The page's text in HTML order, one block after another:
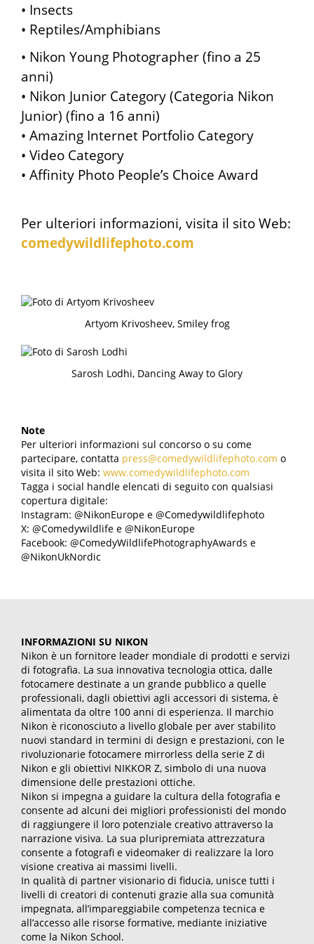
• Insects
• Reptiles/Amphibians
• Nikon Young Photographer (fino a 25
anni)
• Nikon Junior Category (Categoria Nikon
Junior) (fino a 16 anni)
• Amazing Internet Portfolio Category
• Video Category
• Affinity Photo People’s Choice Award
Per ulteriori informazioni, visita il sito Web:
comedywildlifephoto.com
Artyom Krivosheev, Smiley frog
Sarosh Lodhi, Dancing Away to Glory
Note
Per ulteriori informazioni sul concorso o su come
partecipare, contatta press@comedywildlifephoto.com o
visita il sito Web: www.comedywildlifephoto.com
Tagga i social handle elencati di seguito con qualsiasi
copertura digitale:
Instagram: @NikonEurope e @Comedywildlifephoto
X: @Comedywildlife e @NikonEurope
Facebook: @ComedyWildlifePhotographyAwards e
@NikonUkNordic
INFORMAZIONI SU NIKON
Nikon è un fornitore leader mondiale di prodotti e servizi
di fotografia. La sua innovativa tecnologia ottica, dalle
fotocamere destinate a un grande pubblico a quelle
professionali, dagli obiettivi agli accessori di sistema, è
alimentata da oltre 100 anni di esperienza. Il marchio
Nikon è riconosciuto a livello globale per aver stabilito
nuovi standard in termini di design e prestazioni, con le
rivoluzionarie fotocamere mirrorless della serie Z di
Nikon e gli obiettivi NIKKOR Z, simbolo di una nuova
dimensione delle prestazioni ottiche.
Nikon si impegna a guidare la cultura della fotografia e
consente ad alcuni dei migliori professionisti del mondo
di raggiungere il loro potenziale creativo attraverso la
narrazione visiva. La sua pluripremiata attrezzatura
consente a fotografi e videomaker di realizzare la loro
visione creativa ai massimi livelli.
In qualità di partner visionario di fiducia, unisce tutti i
livelli di creatori di contenuti grazie alla sua comunità
impegnata, all’impareggiabile competenza tecnica e
all’accesso alle risorse formative, mediante iniziative
come la Nikon School.